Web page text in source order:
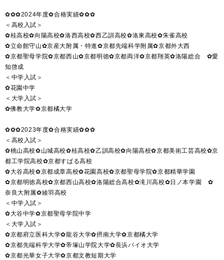
✿✿✿2024年度✿合格実績✿✿✿
＜高校入試＞
✿桂高校✿向陽高校✿洛西高校✿西乙訓高校✿洛東高校✿朱雀高校
✿立命館守山✿京産大附属・特進✿京都先端科学附属✿京都外大西
✿京都聖母学院✿京都西山✿京都明徳✿京都両洋✿京都翔英✿洛陽総合 ✿愛
知啓成
＜中学入試＞
✿花園中学
＜大学入試＞
✿佛教大学✿京都橘大学
✿✿✿2023年度✿合格実績✿✿✿
＜高校入試＞
✿桃山高校✿山城高校✿桂高校✿乙訓高校✿向陽高校✿京都美術工芸高校✿京
都工学院高校✿京都すばる高校
✿大谷高校✿京都成章高校✿花園高校✿京都聖母学院✿京都精華学園
✿京都明徳高校✿京都西山高校✿洛陽総合高校✿滝川高校✿日ノ本学園 ✿
奈良大附属✿綾羽高校
＜中学入試＞
✿大谷中学✿京都聖母学院中学
＜大学入試＞
✿京都府立医科大学✿龍谷大学✿摂南大学✿京都橘大学
✿京都先端科学大学✿帝塚山学院大学✿長浜バイオ大学
✿京都光華女子大学✿京都文教短期大学